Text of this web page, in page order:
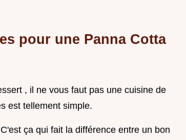
pour une Panna Cotta
, il ne vous faut pas une cuisine de
est tellement simple.
ça qui fait la différence entre un bon